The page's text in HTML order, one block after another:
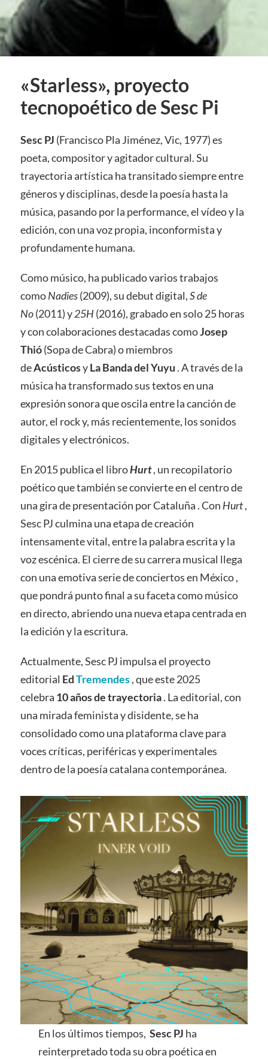
«Starless», proyecto
tecnopoético de Sesc Pi
Sesc PJ (Francisco Pla Jiménez, Vic, 1977) es
poeta, compositor y agitador cultural. Su
trayectoria artística ha transitado siempre entre
géneros y disciplinas, desde la poesía hasta la
música, pasando por la performance, el vídeo y la
edición, con una voz propia, inconformista y
profundamente humana.
Como músico, ha publicado varios trabajos
comoNadies(2009), su debut digital,S de
No(2011) y25H (2016), grabado en solo 25 horas
y con colaboraciones destacadas comoJosep
Thió(Sopa de Cabra) o miembros
deAcústicosyLa Banda del Yuyu . A través de la
música ha transformado sus textos en una
expresión sonora que oscila entre la canción de
autor, el rock y, más recientemente, los sonidos
digitales y electrónicos.
En 2015 publica el libroHurt, un recopilatorio
poético que también se convierte en el centro de
una gira de presentación por Cataluña . Con Hurt,
Sesc PJ culmina una etapa de creación
intensamente vital, entre la palabra escrita y la
voz escénica. El cierre de su carrera musical llega
con una emotiva serie de conciertos en México ,
que pondrá punto final a su faceta como músico
en directo, abriendo una nueva etapa centrada en
la edición y la escritura.
Actualmente, Sesc PJ impulsa el proyecto
editorial EdTremendes , que este 2025
celebra 10 años de trayectoria. La editorial, con
una mirada feminista y disidente, se ha
consolidado como una plataforma clave para
voces críticas, periféricas y experimentales
dentro de la poesía catalana contemporánea.
En los últimos tiempos,Sesc PJ ha
reinterpretado toda su obra poética en